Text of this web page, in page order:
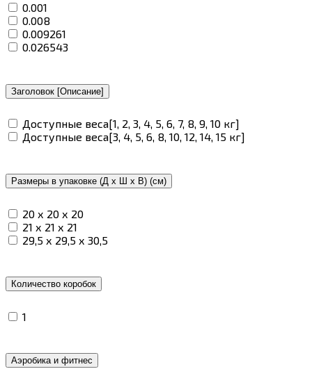
0.001
0.008
0.009261
0.026543
Заголовок [Описание]
Доступные веса[1, 2, 3, 4, 5, 6, 7, 8, 9, 10 кг]
Доступные веса[3, 4, 5, 6, 8, 10, 12, 14, 15 кг]
Размеры в упаковке (Д х Ш х В) (см)
20 х 20 х 20
21 х 21 х 21
29,5 х 29,5 х 30,5
Количество коробок
1
Аэробика и фитнес